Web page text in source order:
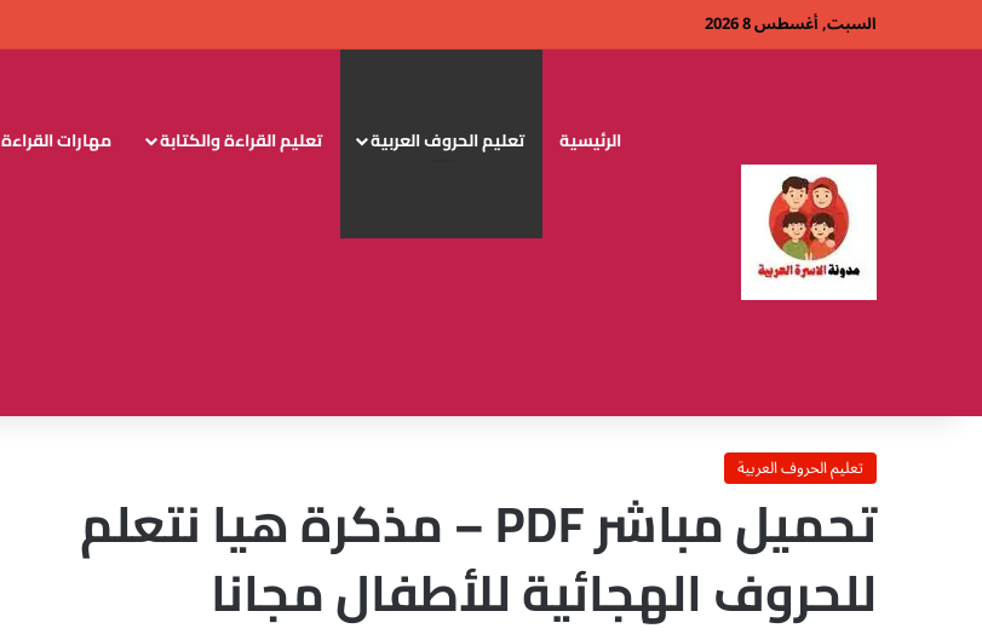
السبت, أغسطس 8 2026
الرئيسية تعليم الحروف العربية تعليم القراءة والكتابة مهارات القراءة
تعليم الحروف العربية
تحميل مباشر PDF – مذكرة هيا نتعلم
للحروف الهجائية للأطفال مجانا